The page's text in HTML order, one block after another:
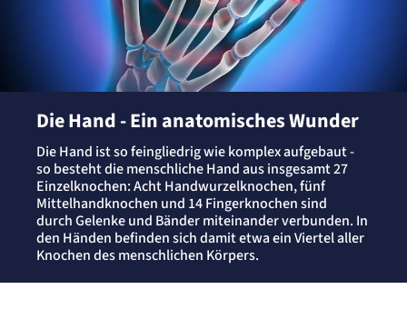
Die Hand - Ein anatomisches Wunder
Die Hand ist so feingliedrig wie komplex aufgebaut -
so besteht die menschliche Hand aus insgesamt 27
Einzelknochen: Acht Handwurzelknochen, fünf
Mittelhandknochen und 14 Fingerknochen sind
durch Gelenke und Bänder miteinander verbunden. In
den Händen befinden sich damit etwa ein Viertel aller
Knochen des menschlichen Körpers.